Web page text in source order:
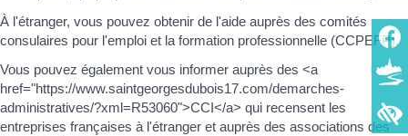
À l'étranger, vous pouvez obtenir de l'aide auprès des comités
consulaires pour l'emploi et la formation professionnelle (CCPEFP).
Vous pouvez également vous informer auprès des <a
href="https://www.saintgeorgesdubois17.com/demarches-
administratives/?xml=R53060">CCI</a> qui recensent les
entreprises françaises à l'étranger et auprès des associations des